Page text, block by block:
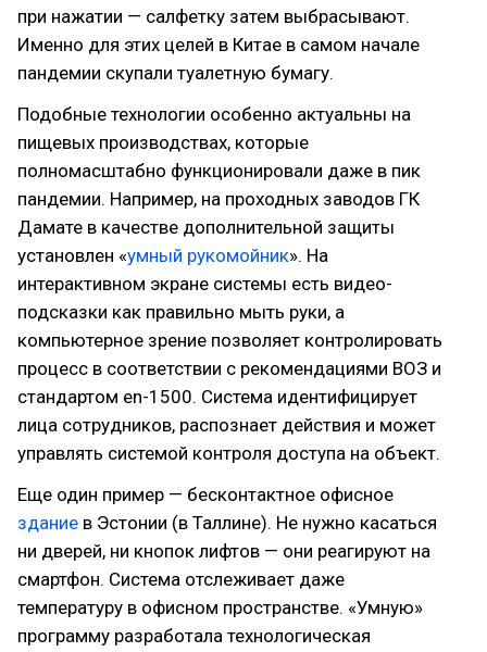
при нажатии — салфетку затем выбрасывают.
Именно для этих целей в Китае в самом начале
пандемии скупали туалетную бумагу.
Подобные технологии особенно актуальны на
пищевых производствах, которые
полномасштабно функционировали даже в пик
пандемии. Например, на проходных заводов ГК
Дамате в качестве дополнительной защиты
установлен «умный рукомойник». На
интерактивном экране системы есть видео-
подсказки как правильно мыть руки, а
компьютерное зрение позволяет контролировать
процесс в соответствии с рекомендациями ВОЗ и
стандартом en-1500. Система идентифицирует
лица сотрудников, распознает действия и может
управлять системой контроля доступа на объект.
Еще один пример — бесконтактное офисное
здание в Эстонии (в Таллине). Не нужно касаться
ни дверей, ни кнопок лифтов — они реагируют на
смартфон. Система отслеживает даже
температуру в офисном пространстве. «Умную»
программу разработала технологическая